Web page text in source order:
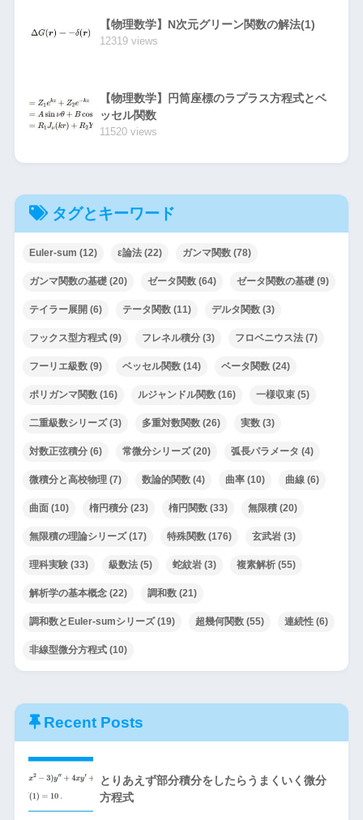
【物理数学】N次元グリーン関数の解法(1)
12319 views
【物理数学】円筒座標のラプラス方程式とベ
ッセル関数
11520 views
タグとキーワード
Euler-sum (12) ε論法(22) ガンマ関数(78)
ガンマ関数の基礎(20) ゼータ関数(64) ゼータ関数の基礎(9)
テイラー展開 (6) テータ関数(11) デルタ関数(3)
フックス型方程式(9) フレネル積分(3) フロベニウス法(7)
フーリエ級数(9) ベッセル関数(14) ベータ関数(24)
ポリガンマ関数(16) ルジャンドル関数(16) 一様収束(5)
二重級数シリーズ(3) 多重対数関数(26) 実数(3)
対数正弦積分(6) 常微分シリーズ(20) 弧長パラメータ (4)
微積分と高校物理(7) 数論的関数(4) 曲率(10) 曲線(6)
曲面(10) 楕円積分(23) 楕円関数(33) 無限積(20)
無限積の理論シリーズ(17) 特殊関数(176) 玄武岩(3)
理科実験(33) 級数法(5) 蛇紋岩(3) 複素解析(55)
解析学の基本概念(22) 調和数(21)
調和数とEuler-sumシリーズ(19) 超幾何関数(55) 連続性(6)
非線型微分方程式(10)
Recent Posts
とりあえず部分積分をしたらうまくいく微分
方程式